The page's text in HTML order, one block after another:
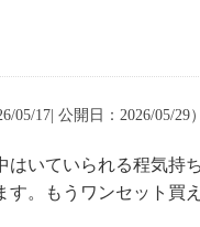
05/17| 公開日：2026/05/29）
いていられる程気持
。もうワンセット買